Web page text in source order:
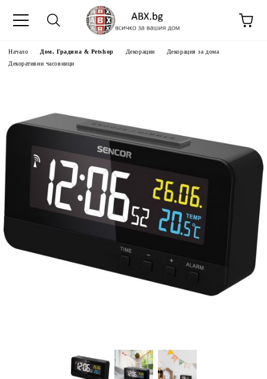
Начало Дом, Градина & Petshop Декорации
Декорация за дома
Декоративни часовници